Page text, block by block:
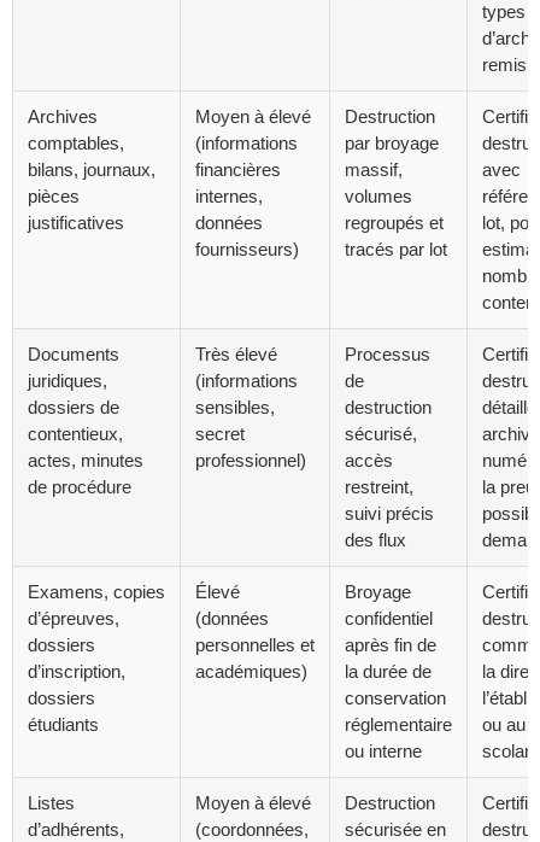
types
remis
Archives
comptables,
bilans, journaux,
pièces
justificatives
Moyen à élevé
(informations
financières
internes,
données
fournisseurs)
Destruction
par broyage
massif,
volumes
regroupés et
tracés par lot
avec
lot,
Documents
juridiques,
dossiers de
contentieux,
actes, minutes
de procédure
Très élevé
(informations
sensibles,
secret
professionnel)
Processus
de
destruction
sécurisé,
accès
restreint,
suivi précis
des flux
détaillé,
la
Examens, copies
d’épreuves,
dossiers
d’inscription,
dossiers
étudiants
Élevé
(données
personnelles et
académiques)
Broyage
confidentiel
après fin de
la durée de
conservation
réglementaire
ou interne
la
ou au
Listes
d’adhérents,
Moyen à élevé
(coordonnées,
Destruction
sécurisée en